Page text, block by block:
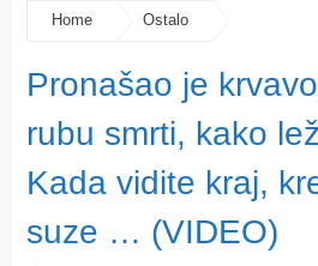
Home Ostalo
Pronašao je
rubu smrti, kako
Kada vidite kraj,
suze … (VIDEO)